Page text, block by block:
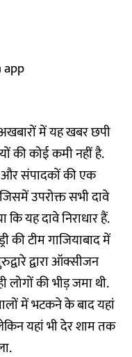
app
में यह खबर छपी
की कोई कमी नहीं है.
और संपादकों की एक
उपरोक्त सभी दावे
कि यह दावे निराधार हैं.
की टीम गाजियाबाद में
द्वारा ऑक्सीजन
लोगों की भीड़ जमा थी.
में भटकने के बाद यहां
यहां भी देर शाम तक